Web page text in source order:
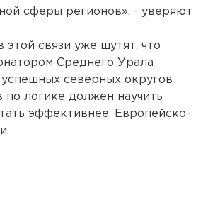
сферы регионов», - уверяют
этой связи уже шутят, что
Среднего Урала
северных округов
по логике должен научить
эффективнее. Европейско-